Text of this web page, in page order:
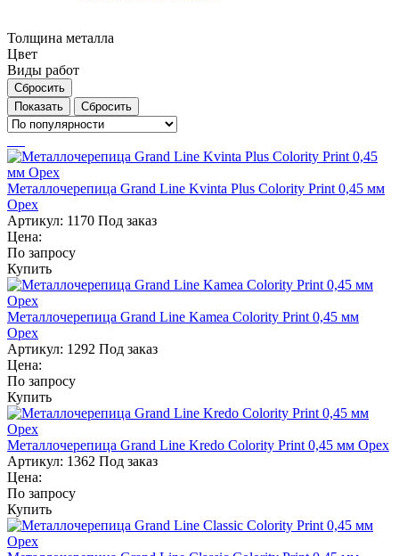
Толщина металла
Цвет
Виды работ
Сбросить
Сбросить
Металлочерепица Grand Line Kvinta Plus Colority Print 0,45 мм
Орех
Артикул: 1170 Под заказ
Цена:
По запросу
Купить
Металлочерепица Grand Line Kamea Colority Print 0,45 мм
Орех
Артикул: 1292 Под заказ
Цена:
По запросу
Купить
Металлочерепица Grand Line Kredo Colority Print 0,45 мм Орех
Артикул: 1362 Под заказ
Цена:
По запросу
Купить